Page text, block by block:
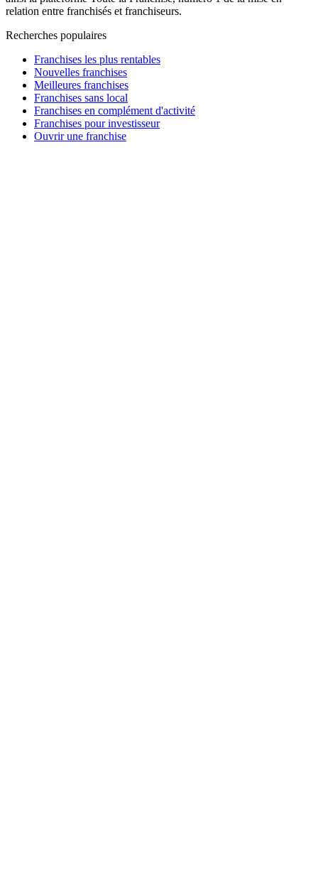
relation entre franchisés et franchiseurs.
Recherches populaires
Franchises les plus rentables
Nouvelles franchises
Meilleures franchises
Franchises sans local
Franchises en complément d'activité
Franchises pour investisseur
Ouvrir une franchise